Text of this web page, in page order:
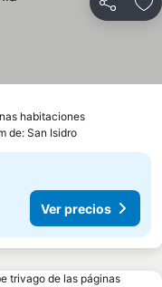
Compartir
habitaciones
de: San Isidro
Ver precios
trivago de las páginas